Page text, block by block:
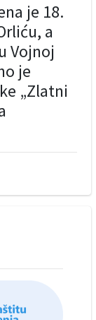
je 18.
a
Vojnoj
je
„Zlatni